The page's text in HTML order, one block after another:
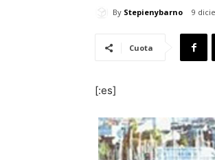
By Stepienybarno 9
Cuota
[:es]